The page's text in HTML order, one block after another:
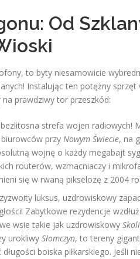
Od
to byty niesamowicie
Instalując ten potężny
prawdziwy tor przeszkód:
strefa wojen radiowych!
przy Nowym Świecie, na
wojnę o każdy megabajt
routerów, wzmacniaczy i
się w rwaną pikselozę z 2004
luksus, uzdrowiskowy
Zabytkowe rezydencje wzdłuż
wsie takie jak uzdrowiskowy
urokliwy Słomczyn, to tereny
boiska piłkarskiego. Jeśli